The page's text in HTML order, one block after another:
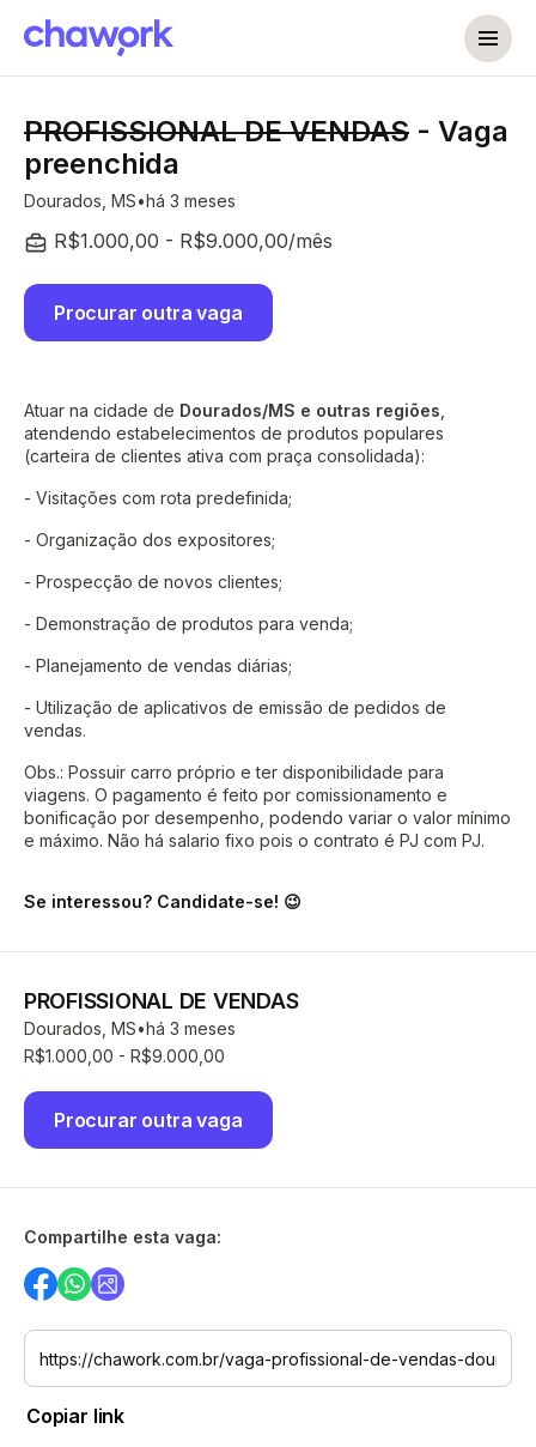
PROFISSIONAL DE VENDAS - Vaga
preenchida
Dourados, MS há 3 meses
R$1.000,00 - R$9.000,00/mês
Procurar outra vaga
Atuar na cidade de Dourados/MS e outras regiões
atendendo estabelecimentos de produtos populares
(carteira de clientes ativa com praça consolidada):
- Visitações com rota predefinida;
- Organização dos expositores;
- Prospecção de novos clientes;
- Demonstração de produtos para venda;
- Planejamento de vendas diárias;
- Utilização de aplicativos de emissão de pedidos de
vendas.
Obs.: Possuir carro próprio e ter disponibilidade para
viagens. O pagamento é feito por comissionamento e
bonificação por desempenho, podendo variar o valor mínimo
e máximo. Não há salario fixo pois o contrato é PJ com PJ.
Se interessou? Candidate-se! 😉
PROFISSIONAL DE VENDAS
Dourados, MS há 3 meses
R$1.000,00 - R$9.000,00
Procurar outra vaga
Compartilhe esta vaga:
Copiar link